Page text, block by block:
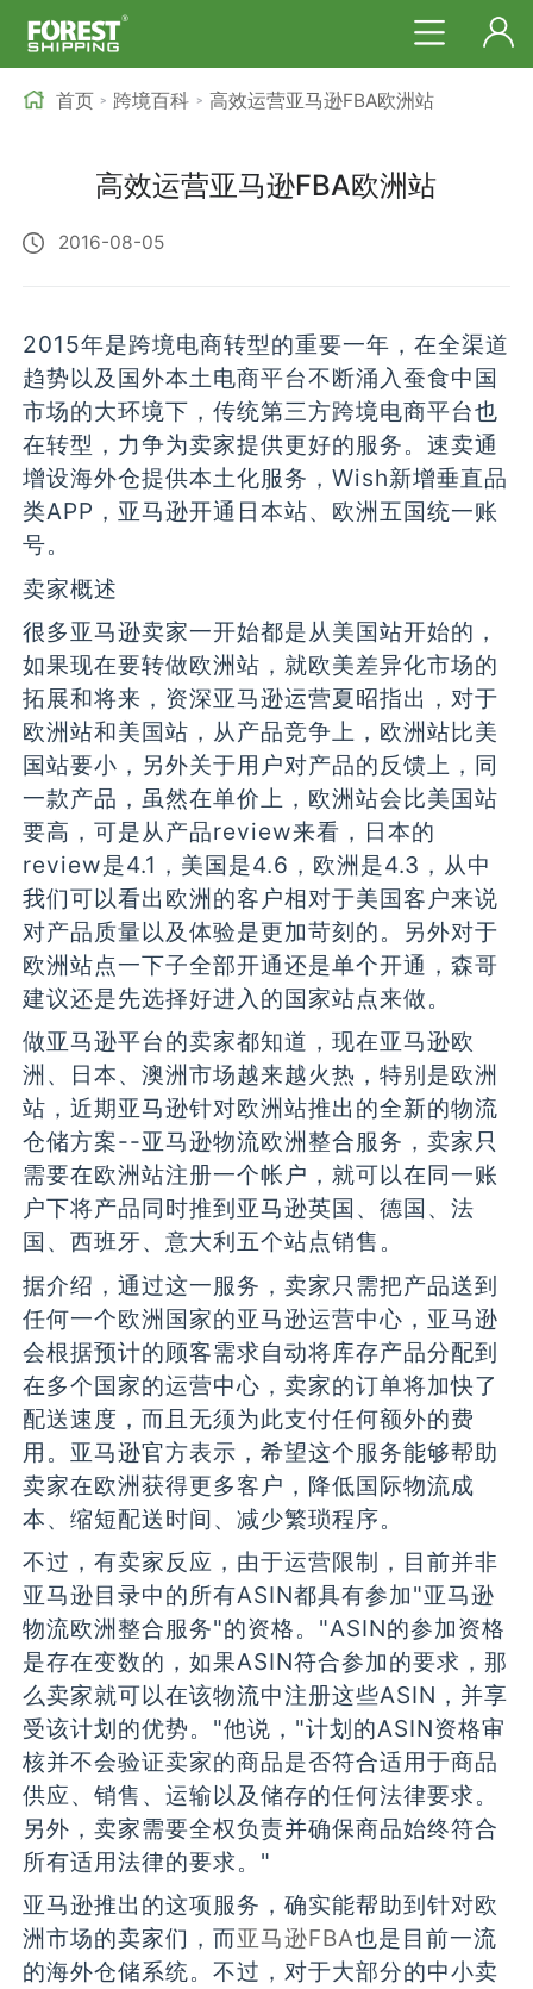
首页 > 跨境百科 > 高效运营亚马逊FBA欧洲站
高效运营亚马逊FBA欧洲站
2016-08-05
2015年是跨境电商转型的重要一年，在全渠道
趋势以及国外本土电商平台不断涌入蚕食中国
市场的大环境下，传统第三方跨境电商平台也
在转型，力争为卖家提供更好的服务。速卖通
增设海外仓提供本土化服务，Wish新增垂直品
类APP，亚马逊开通日本站、欧洲五国统一账
号。
卖家概述
很多亚马逊卖家一开始都是从美国站开始的，
如果现在要转做欧洲站，就欧美差异化市场的
拓展和将来，资深亚马逊运营夏昭指出，对于
欧洲站和美国站，从产品竞争上，欧洲站比美
国站要小，另外关于用户对产品的反馈上，同
一款产品，虽然在单价上，欧洲站会比美国站
要高，可是从产品review来看，日本的
review是4.1，美国是4.6，欧洲是4.3，从中
我们可以看出欧洲的客户相对于美国客户来说
对产品质量以及体验是更加苛刻的。另外对于
欧洲站点一下子全部开通还是单个开通，森哥
建议还是先选择好进入的国家站点来做。
做亚马逊平台的卖家都知道，现在亚马逊欧
洲、日本、澳洲市场越来越火热，特别是欧洲
站，近期亚马逊针对欧洲站推出的全新的物流
仓储方案--亚马逊物流欧洲整合服务，卖家只
需要在欧洲站注册一个帐户，就可以在同一账
户下将产品同时推到亚马逊英国、德国、法
国、西班牙、意大利五个站点销售。
据介绍，通过这一服务，卖家只需把产品送到
任何一个欧洲国家的亚马逊运营中心，亚马逊
会根据预计的顾客需求自动将库存产品分配到
在多个国家的运营中心，卖家的订单将加快了
配送速度，而且无须为此支付任何额外的费
用。亚马逊官方表示，希望这个服务能够帮助
卖家在欧洲获得更多客户，降低国际物流成
本、缩短配送时间、减少繁琐程序。
不过，有卖家反应，由于运营限制，目前并非
亚马逊目录中的所有ASIN都具有参加"亚马逊
物流欧洲整合服务"的资格。"ASIN的参加资格
是存在变数的，如果ASIN符合参加的要求，那
么卖家就可以在该物流中注册这些ASIN，并享
受该计划的优势。"他说，"计划的ASIN资格审
核并不会验证卖家的商品是否符合适用于商品
供应、销售、运输以及储存的任何法律要求。
另外，卖家需要全权负责并确保商品始终符合
所有适用法律的要求。"
亚马逊推出的这项服务，确实能帮助到针对欧
洲市场的卖家们，而亚马逊FBA也是目前一流
的海外仓储系统。不过，对于大部分的中小卖